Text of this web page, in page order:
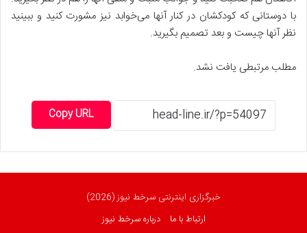
با دوستانی که کودکشان در کنار آنها می‌خوابد نیز مشورت کنید و ببینید
نظر آنها چیست و بعد تصمیم بگیرید.
مطلب مرتبطی یافت نشد.
Copy URL
خبرگزاری اینترنتی سرخط نیوز (2026)
ارتباط با ما
درباره سرخط نیوز